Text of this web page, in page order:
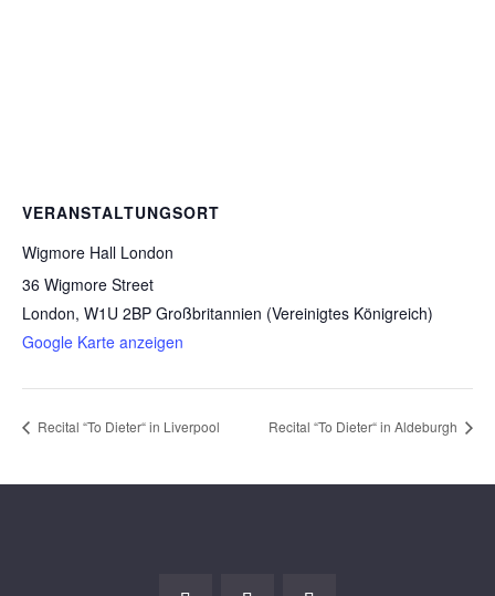
VERANSTALTUNGSORT
Wigmore Hall London
36 Wigmore Street
London, W1U 2BP Großbritannien (Vereinigtes Königreich)
Google Karte anzeigen
Recital “To Dieter“ in Liverpool Recital “To Dieter“ in Aldeburgh